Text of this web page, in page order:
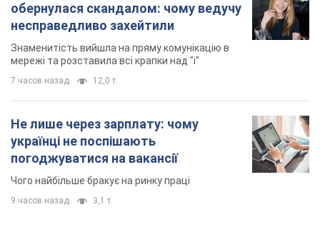
обернулася скандалом: чому ведучу
несправедливо захейтили
Знаменитість вийшла на пряму комунікацію в
мережі та розставила всі крапки над "і"
7 часов назад 12,0 т.
Не лише через зарплату: чому
українці не поспішають
погоджуватися на вакансії
Чого найбільше бракує на ринку праці
9 часов назад 3,1 т.